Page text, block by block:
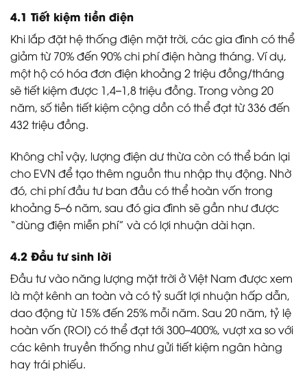
4.1 Tiết kiệm tiền điện
Khi lắp đặt hệ thống điện mặt trời, các gia đình có thể
giảm từ 70% đến 90% chi phí điện hàng tháng. Ví dụ,
một hộ có hóa đơn điện khoảng 2 triệu đồng/tháng
sẽ tiết kiệm được 1,4–1,8 triệu đồng. Trong vòng 20
năm, số tiền tiết kiệm cộng dồn có thể đạt từ 336 đến
432 triệu đồng.
Không chỉ vậy, lượng điện dư thừa còn có thể bán lại
cho EVN để tạo thêm nguồn thu nhập thụ động. Nhờ
đó, chi phí đầu tư ban đầu có thể hoàn vốn trong
khoảng 5–6 năm, sau đó gia đình sẽ gần như được
“dùng điện miễn phí” và có lợi nhuận dài hạn.
4.2 Đầu tư sinh lời
Đầu tư vào năng lượng mặt trời ở Việt Nam được xem
là một kênh an toàn và có tỷ suất lợi nhuận hấp dẫn,
dao động từ 15% đến 25% mỗi năm. Sau 20 năm, tỷ lệ
hoàn vốn (ROI) có thể đạt tới 300–400%, vượt xa so với
các kênh truyền thống như gửi tiết kiệm ngân hàng
hay trái phiếu.